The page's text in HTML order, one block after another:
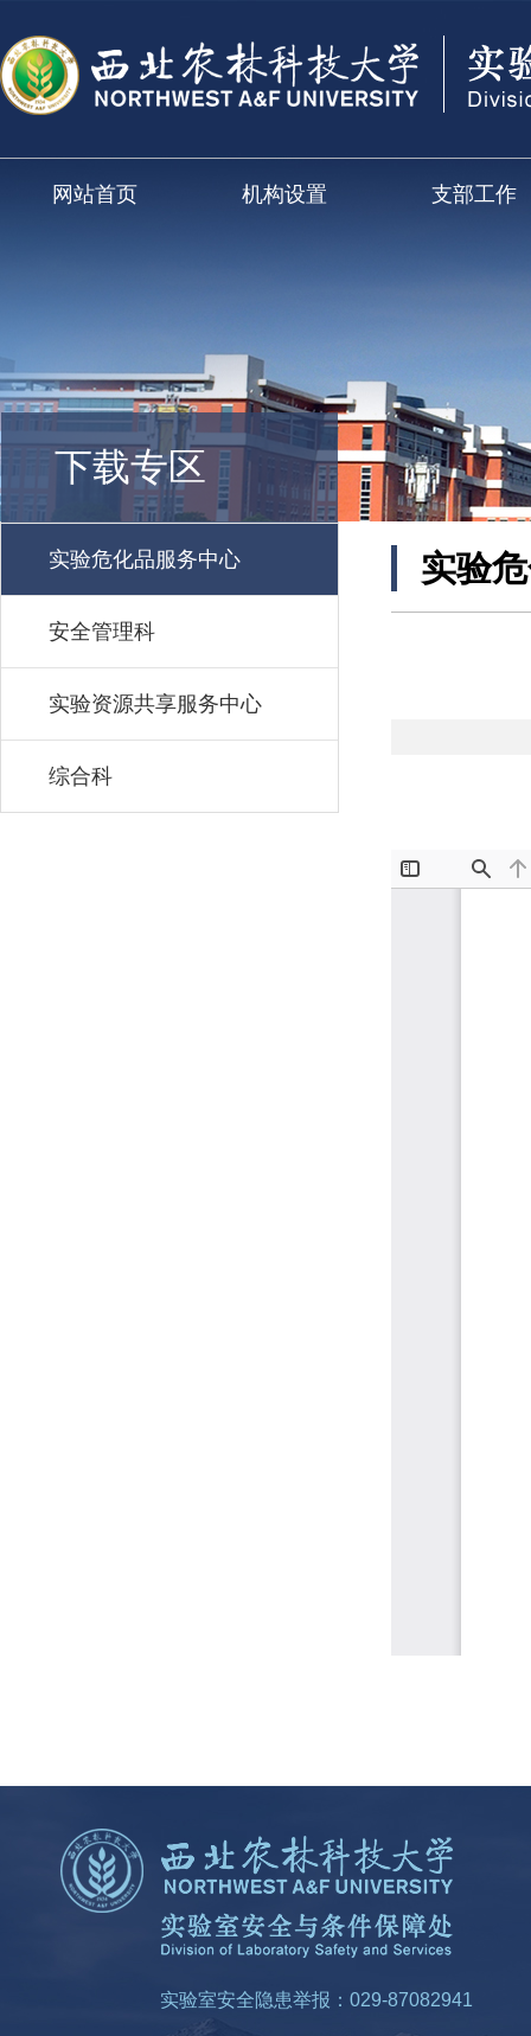
网站首页 机构设置 支部工作
下载专区
实验危化品服务中心
安全管理科
实验资源共享服务中心
综合科
实验
实验室安全隐患举报：029-87082941